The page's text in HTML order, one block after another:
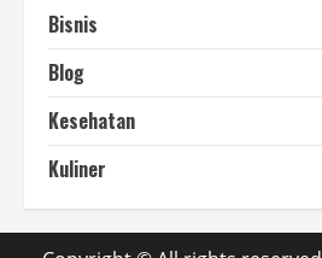
Bisnis
Blog
Kesehatan
Kuliner